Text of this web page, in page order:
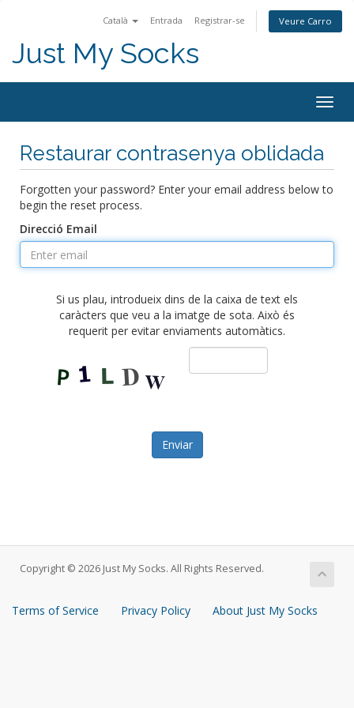
Català Entrada Registrar-se Veure Carro
Just My Socks
Restaurar contrasenya oblidada
Forgotten your password? Enter your email address below to
begin the reset process.
Direcció Email
Si us plau, introdueix dins de la caixa de text els
caràcters que veu a la imatge de sota. Això és
requerit per evitar enviaments automàtics.
Enviar
Copyright © 2026 Just My Socks. All Rights Reserved.
Terms of Service Privacy Policy About Just My Socks